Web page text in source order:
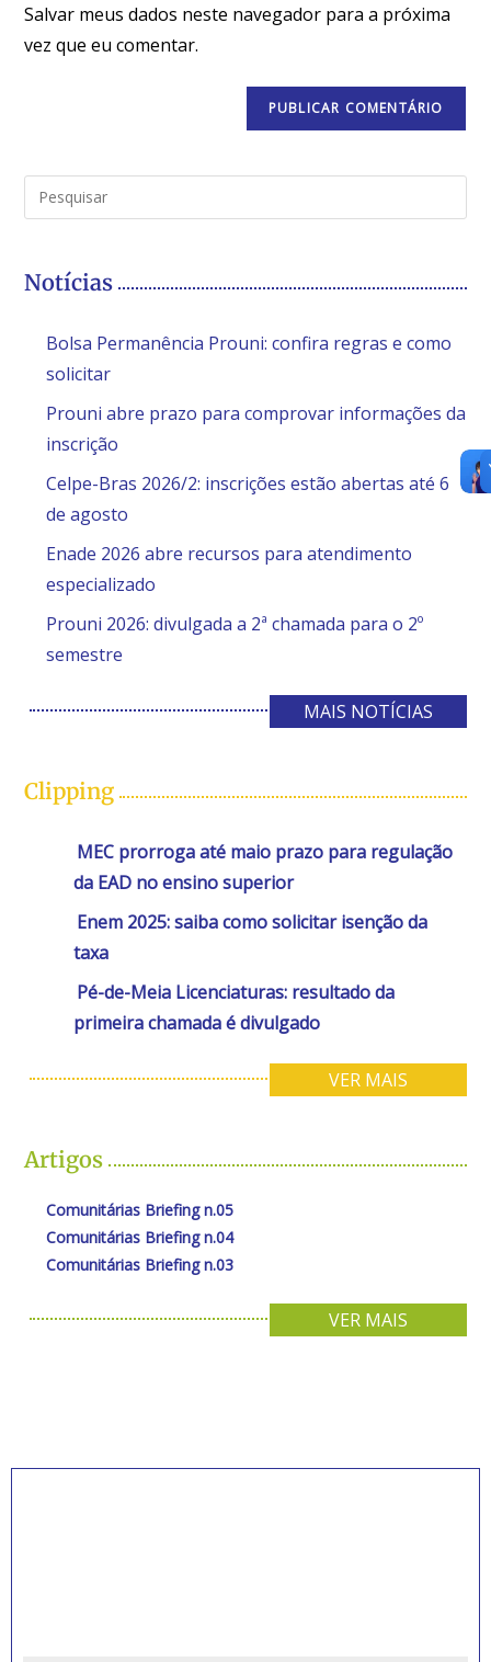
Salvar meus dados neste navegador para a próxima
vez que eu comentar.
Notícias
Bolsa Permanência Prouni: confira regras e como
solicitar
Prouni abre prazo para comprovar informações da
inscrição
Celpe-Bras 2026/2: inscrições estão abertas até 6
de agosto
Enade 2026 abre recursos para atendimento
especializado
Prouni 2026: divulgada a 2ª chamada para o 2º
semestre
MAIS NOTÍCIAS
Clipping
MEC prorroga até maio prazo para regulação
da EAD no ensino superior
Enem 2025: saiba como solicitar isenção da
taxa
Pé-de-Meia Licenciaturas: resultado da
primeira chamada é divulgado
VER MAIS
Artigos
Comunitárias Briefing n.05
Comunitárias Briefing n.04
Comunitárias Briefing n.03
VER MAIS